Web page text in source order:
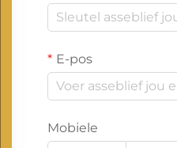
E-pos
Mobiele